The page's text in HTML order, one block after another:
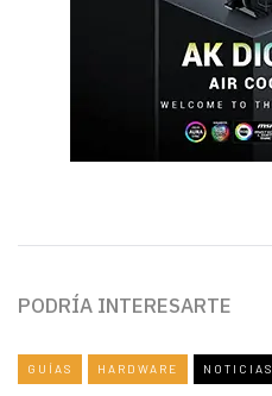
PODRÍA INTERESARTE
GUÍAS HARDWARE NOTICIAS